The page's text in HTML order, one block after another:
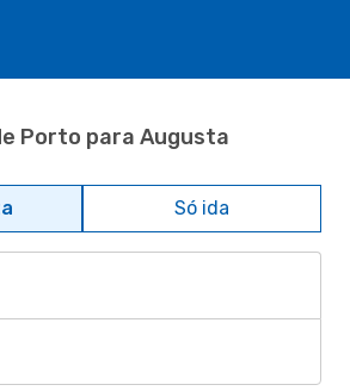
Porto para Augusta
Só ida